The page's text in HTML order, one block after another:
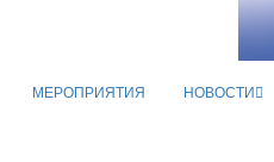
МЕРОПРИЯТИЯ НОВОСТИ